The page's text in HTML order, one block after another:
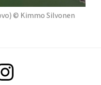
© Kimmo Silvonen